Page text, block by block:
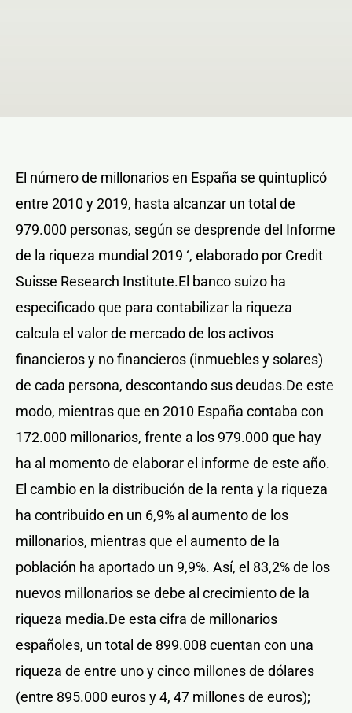
El número de millonarios en España se quintuplicó
entre 2010 y 2019, hasta alcanzar un total de
979.000 personas, según se desprende del Informe
de la riqueza mundial 2019 ‘, elaborado por Credit
Suisse Research Institute.El banco suizo ha
especificado que para contabilizar la riqueza
calcula el valor de mercado de los activos
financieros y no financieros (inmuebles y solares)
de cada persona, descontando sus deudas.De este
modo, mientras que en 2010 España contaba con
172.000 millonarios, frente a los 979.000 que hay
ha al momento de elaborar el informe de este año.
El cambio en la distribución de la renta y la riqueza
ha contribuido en un 6,9% al aumento de los
millonarios, mientras que el aumento de la
población ha aportado un 9,9%. Así, el 83,2% de los
nuevos millonarios se debe al crecimiento de la
riqueza media.De esta cifra de millonarios
españoles, un total de 899.008 cuentan con una
riqueza de entre uno y cinco millones de dólares
(entre 895.000 euros y 4, 47 millones de euros);